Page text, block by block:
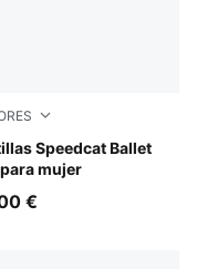
Speedcat Ballet
mujer
Warm White
€